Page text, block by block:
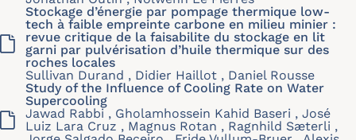
Stockage d’énergie par pompage thermique low-
tech à faible empreinte carbone en milieu minier :
revue critique de la faisabilite du stockage en lit
garni par pulvérisation d’huile thermique sur des
roches locales
Sullivan Durand , Didier Haillot , Daniel Rousse
Study of the Influence of Cooling Rate on Water
Supercooling
Jawad Rabbi , Gholamhossein Kahid Baseri , José
Luiz Lara Cruz , Magnus Rotan , Ragnhild Sæterli ,